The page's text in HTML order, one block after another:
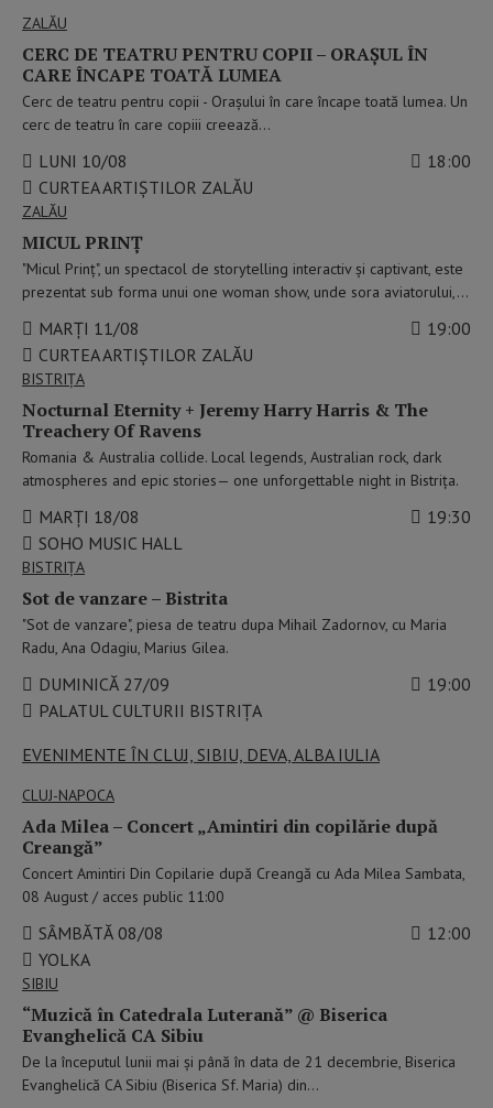
ZALĂU
CERC DE TEATRU PENTRU COPII – ORAȘUL ÎN
CARE ÎNCAPE TOATĂ LUMEA
Cerc de teatru pentru copii - Orașului în care încape toată lumea. Un
cerc de teatru în care copiii creează…
LUNI 10/08
18:00
CURTEA ARTIȘTILOR ZALĂU
ZALĂU
MICUL PRINȚ
"Micul Prinț", un spectacol de storytelling interactiv și captivant, este
prezentat sub forma unui one woman show, unde sora aviatorului,…
MARȚI 11/08
19:00
CURTEA ARTIȘTILOR ZALĂU
BISTRIŢA
Nocturnal Eternity + Jeremy Harry Harris & The
Treachery Of Ravens
Romania & Australia collide. Local legends, Australian rock, dark
atmospheres and epic stories— one unforgettable night in Bistrița.
MARȚI 18/08
19:30
SOHO MUSIC HALL
BISTRIŢA
Sot de vanzare – Bistrita
"Sot de vanzare", piesa de teatru dupa Mihail Zadornov, cu Maria
Radu, Ana Odagiu, Marius Gilea.
DUMINICĂ 27/09
19:00
PALATUL CULTURII BISTRIȚA
EVENIMENTE ÎN CLUJ, SIBIU, DEVA, ALBA IULIA
CLUJ-NAPOCA
Ada Milea – Concert „Amintiri din copilărie după
Creangă”
Concert Amintiri Din Copilarie după Creangă cu Ada Milea Sambata,
08 August / acces public 11:00
SÂMBĂTĂ 08/08
12:00
YOLKA
SIBIU
“Muzică în Catedrala Luterană” @ Biserica
Evanghelică CA Sibiu
De la începutul lunii mai şi până în data de 21 decembrie, Biserica
Evanghelică CA Sibiu (Biserica Sf. Maria) din…